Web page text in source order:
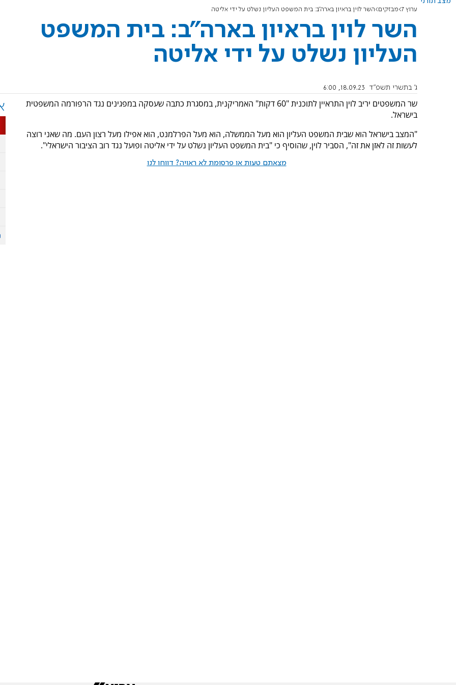
ערוץ 7 מבזקים השר לוין בראיון בארה"ב: בית המשפט העליון נשלט על ידי אליטה
השר לוין בראיון בארה"ב: בית המשפט
העליון נשלט על ידי אליטה
ג' בתשרי תשפ"ד 18.09.23, 6:00
שר המשפטים יריב לוין התראיין לתוכנית "60 דקות" האמריקנית, במסגרת כתבה שעסקה במפגינים נגד הרפורמה המשפטית
בישראל.
"המצב בישראל הוא שבית המשפט העליון הוא מעל הממשלה, הוא מעל הפרלמנט, הוא אפילו מעל רצון העם. מה שאני רוצה
לעשות זה לאזן את זה", הסביר לוין, שהוסיף כי "בית המשפט העליון נשלט על ידי אליטה ופועל נגד רוב הציבור הישראלי".
מצאתם טעות או פרסומת לא ראויה? דווחו לנו